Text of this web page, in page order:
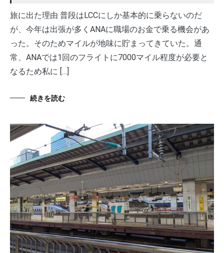
旅に出た理由 普段はLCCにしか基本的に乗らないのだ
が、今年は出張が多くANAに職場のお金で乗る機会があ
った。そのためマイルが地味に貯まってきていた。通
常、ANAでは1回のフライトに7000マイル程度が必要と
なるため私に […]
続きを読む